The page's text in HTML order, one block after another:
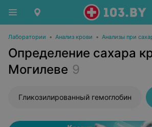
Лаборатории • Анализ крови • Анализы при
Определение сахара
Могилеве 9
Гликозилированный гемоглобин